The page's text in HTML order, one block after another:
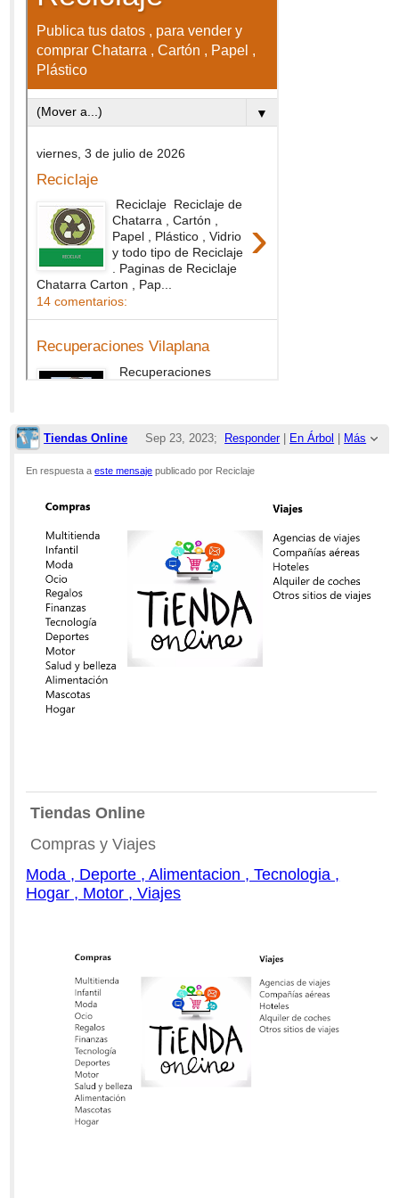
Tiendas Online Responder| En Árbol Más
Sep 23, 2023;
9:31am
En respuesta aeste mensaje publicado por Reciclaje
Tiendas Online
Compras y Viajes
Moda , Deporte , Alimentacion , Tecnologia ,
Hogar , Motor , Viajes